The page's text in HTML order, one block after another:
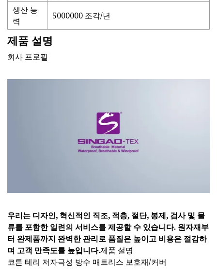
생산 능
력
5000000 조각/년
제품 설명
회사 프로필
우리는 디자인, 혁신적인 직조, 적층, 절단, 봉제, 검사 및 물
류를 포함한 일련의 서비스를 제공할 수 있습니다. 원자재부
터 완제품까지 완벽한 관리로 품질은 높이고 비용은 절감하
며 고객 만족도를 높입니다.제품 설명
코튼 테리 저자극성 방수 매트리스 보호재/커버